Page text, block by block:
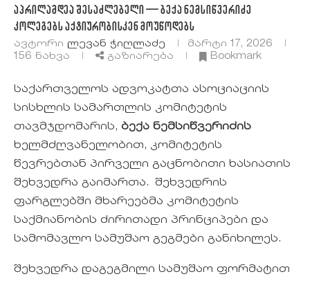
აპრილამდეა შესაძლებელი — ბექა ნემსიწვერიძე
კოლეგებს აქტიურობისკენ მოუწოდებს
ავტორი Ლევან Ჭიღლაძე
მარტი 17, 2026
156 ნახვა გაზიარება Bookmark
საქართველოს ადვოკატთა ასოციაციის
სისხლის სამართლის კომიტეტის
თავმჯდომარის, ბექა ნემსიწვერიძის
ხელმძღვანელობით, კომიტეტის
წევრებთან პირველი გაცნობითი ხასიათის
შეხვედრა გაიმართა. შეხვედრის
ფარგლებში მხარეებმა კომიტეტის
საქმიანობის ძირითადი პრინციპები და
სამომავლო სამუშაო გეგმები განიხილეს.
შეხვედრა დაგეგმილი სამუშაო ფორმატით